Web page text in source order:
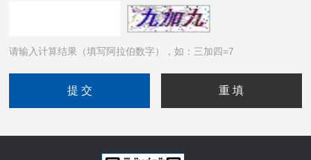
请输入计算结果（填写阿拉伯数字），如：三加四=7